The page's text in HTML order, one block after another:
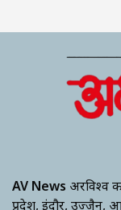
AV News
प्रदेश, इंदौर, उज्जैन,